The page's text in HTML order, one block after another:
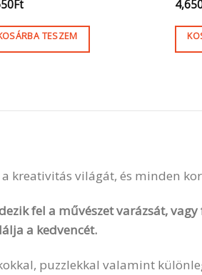
Ft
TESZEM
kreativitás világát, és minden
fel a művészet varázsát,
a kedvencét.
puzzlekkal valamint